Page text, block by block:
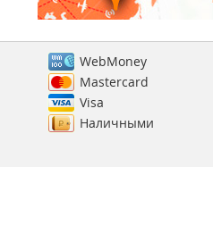
WebMoney
Mastercard
Visa
Наличными